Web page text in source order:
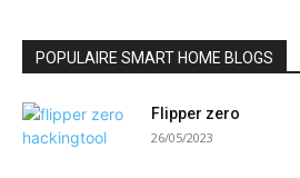
POPULAIRE SMART HOME BLOGS
Flipper zero
26/05/2023